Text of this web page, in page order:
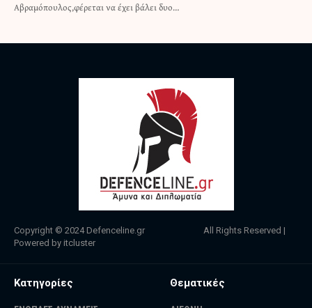
Αβραμόπουλος,φέρεται να έχει βάλει δυο…
Copyright © 2024 Defenceline.gr All Rights Reserved |
Powered by itcluster
Κατηγορίες Θεματικές